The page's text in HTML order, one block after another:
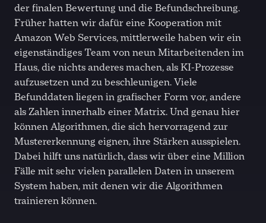
der finalen Bewertung und die Befundschreibung.
Früher hatten wir dafür eine Kooperation mit
Amazon Web Services, mittlerweile haben wir ein
eigenständiges Team von neun Mitarbeitenden im
Haus, die nichts anderes machen, als KI-Prozesse
aufzusetzen und zu beschleunigen. Viele
Befunddaten liegen in grafischer Form vor, andere
als Zahlen innerhalb einer Matrix. Und genau hier
können Algorithmen, die sich hervorragend zur
Mustererkennung eignen, ihre Stärken ausspielen.
Dabei hilft uns natürlich, dass wir über eine Million
Fälle mit sehr vielen parallelen Daten in unserem
System haben, mit denen wir die Algorithmen
trainieren können.